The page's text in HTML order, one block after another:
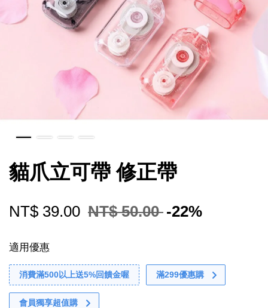
貓爪立可帶 修正帶
NT$ 39.00 NT$ 50.00 -22%
適用優惠
消費滿500以上送5%回饋金喔 滿299優惠購
會員獨享超值購